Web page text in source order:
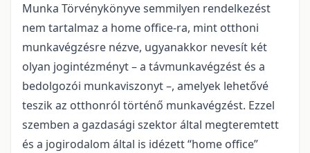
Munka Törvénykönyve semmilyen rendelkezést
nem tartalmaz a home office-ra, mint otthoni
munkavégzésre nézve, ugyanakkor nevesít két
olyan jogintézményt – a távmunkavégzést és a
bedolgozói munkaviszonyt –, amelyek lehetővé
teszik az otthonról történő munkavégzést. Ezzel
szemben a gazdasági szektor által megteremtett
és a jogirodalom által is idézett “home office”